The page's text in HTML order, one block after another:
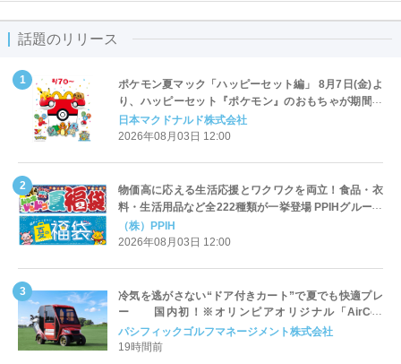
話題のリリース
ポケモン夏マック「ハッピーセット編」 8月7日(金)よ
り、ハッピーセット『ポケモン』のおもちゃが期間限
定登場
日本マクドナルド株式会社
2026年08月03日 12:00
物価高に応える生活応援とワクワクを両立！食品・衣
料・生活用品など全222種類が一挙登場 PPIHグループ
「夏福袋」＆セール 8月6日(木)より順次スタート
（株）PPIH
2026年08月03日 12:00
冷気を逃がさない“ドア付きカート”で夏でも快適プレ
ー 国内初！※オリンピアオリジナル「AirCon
Cart（エアコンカート）」導入 | ＰＧＭ
パシフィックゴルフマネージメント株式会社
19時間前